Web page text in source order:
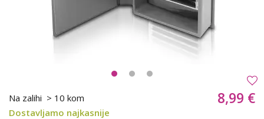
Na zalihi > 10 kom
Dostavljamo najkasnije
8,99 €